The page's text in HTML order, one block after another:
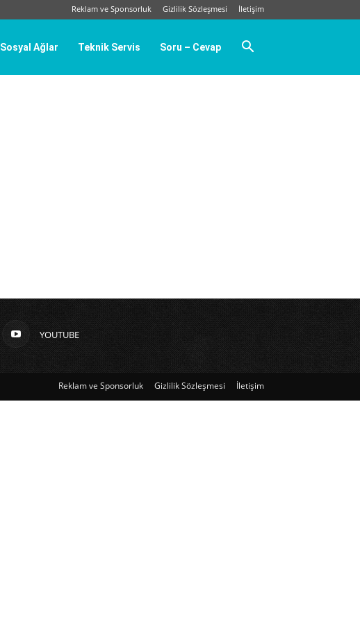
Reklam ve Sponsorluk Gizlilik Sözleşmesi İletişim
Sosyal Ağlar Teknik Servis Soru – Cevap
YOUTUBE
Reklam ve Sponsorluk Gizlilik Sözleşmesi İletişim